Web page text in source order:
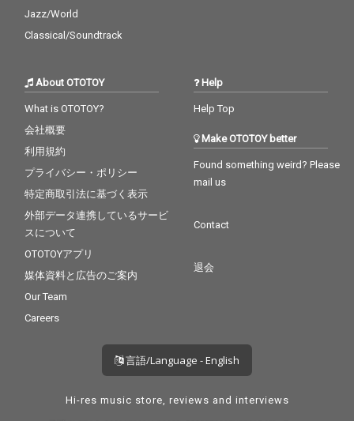
Jazz/World
Classical/Soundtrack
About OTOTOY
What is OTOTOY?
会社概要
利用規約
プライバシー・ポリシー
特定商取引法に基づく表示
外部データ連携しているサービ
スについて
OTOTOYアプリ
媒体資料と広告のご案内
Our Team
Careers
Help
Help Top
Make OTOTOY better
Found something weird? Please
mail us
Contact
退会
言語/Language - English
Hi-res music store, reviews and interviews